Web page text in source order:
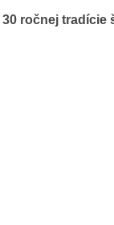
ročnej tradície